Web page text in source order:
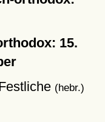
15.
(hebr.)